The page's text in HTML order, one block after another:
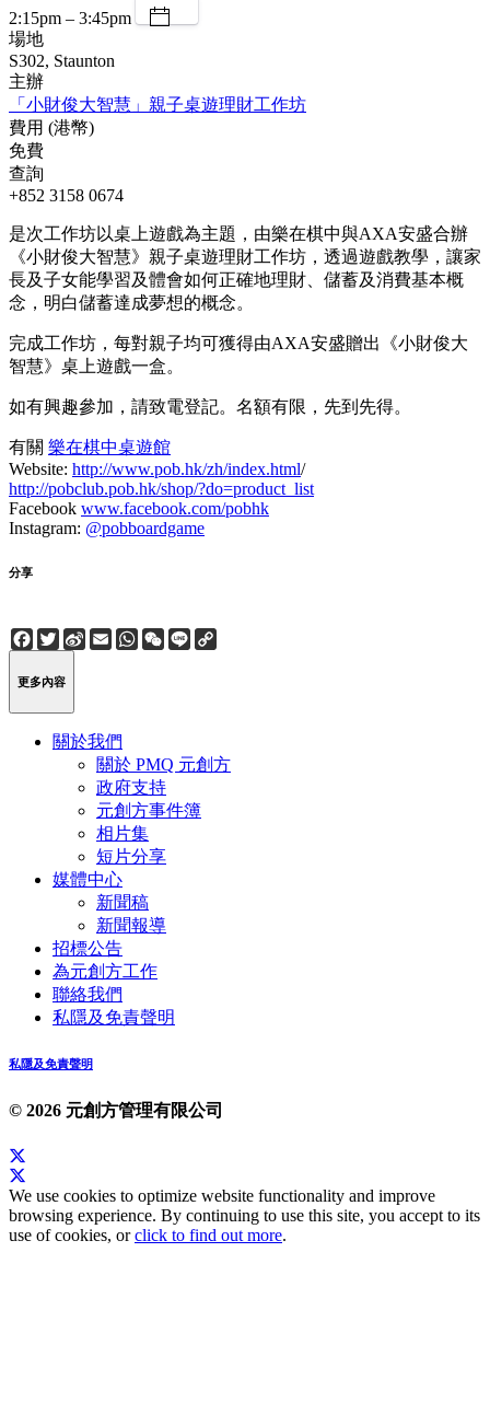
2:15pm – 3:45pm
場地
S302, Staunton
主辦
「小財俊大智慧」親子桌遊理財工作坊
費用 (港幣)
免費
查詢
+852 3158 0674
是次工作坊以桌上遊戲為主題，由樂在棋中與AXA安盛合辦
《小財俊大智慧》親子桌遊理財工作坊，透過遊戲教學，讓家
長及子女能學習及體會如何正確地理財、儲蓄及消費基本概
念，明白儲蓄達成夢想的概念。
完成工作坊，每對親子均可獲得由AXA安盛贈出《小財俊大
智慧》桌上遊戲一盒。
如有興趣參加，請致電登記。名額有限，先到先得。
有關 樂在棋中桌遊館
Website: http://www.pob.hk/zh/index.html/
http://pobclub.pob.hk/shop/?do=product_list
Facebook www.facebook.com/pobhk
Instagram: @pobboardgame
分享
Facebook
Twitter
Sina
Weibo
EmailWhatsApp
WeChat
Line
更多內容
關於我們
關於 PMQ 元創方
政府支持
元創方事件簿
相片集
短片分享
媒體中心
新聞稿
新聞報導
招標公告
為元創方工作
聯絡我們
私隱及免責聲明
私隱及免責聲明
© 2026 元創方管理有限公司
We use cookies to optimize website functionality and improve
browsing experience. By continuing to use this site, you accept to its
use of cookies, orclick to find out more.